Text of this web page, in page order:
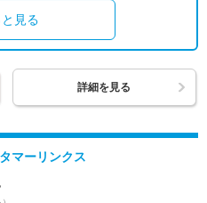
見る
詳細を見る
マーリンクス